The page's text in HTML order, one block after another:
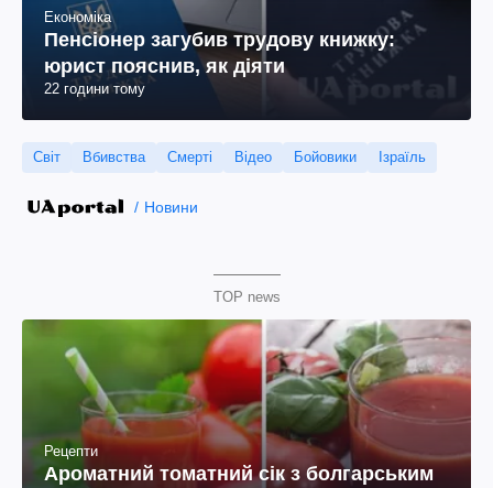
Економіка
Пенсіонер загубив трудову книжку:
юрист пояснив, як діяти
22 години тому
Світ Вбивства Смерті Відео Бойовики Ізраїль
Новини
TOP news
Рецепти
Ароматний томатний сік з болгарським